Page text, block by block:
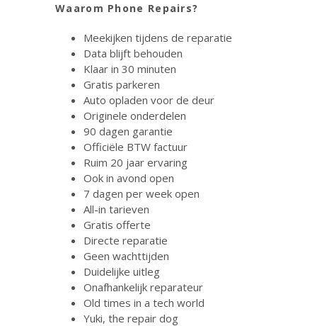
Waarom Phone Repairs?
Meekijken tijdens de reparatie
Data blijft behouden
Klaar in 30 minuten
Gratis parkeren
Auto opladen voor de deur
Originele onderdelen
90 dagen garantie
Officiële BTW factuur
Ruim 20 jaar ervaring
Ook in avond open
7 dagen per week open
All-in tarieven
Gratis offerte
Directe reparatie
Geen wachttijden
Duidelijke uitleg
Onafhankelijk reparateur
Old times in a tech world
Yuki, the repair dog